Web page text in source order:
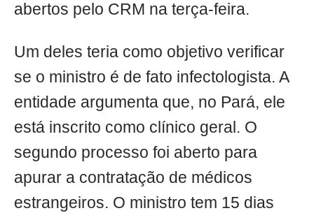
abertos pelo CRM na terça-feira.
Um deles teria como objetivo verificar
se o ministro é de fato infectologista. A
entidade argumenta que, no Pará, ele
está inscrito como clínico geral. O
segundo processo foi aberto para
apurar a contratação de médicos
estrangeiros. O ministro tem 15 dias